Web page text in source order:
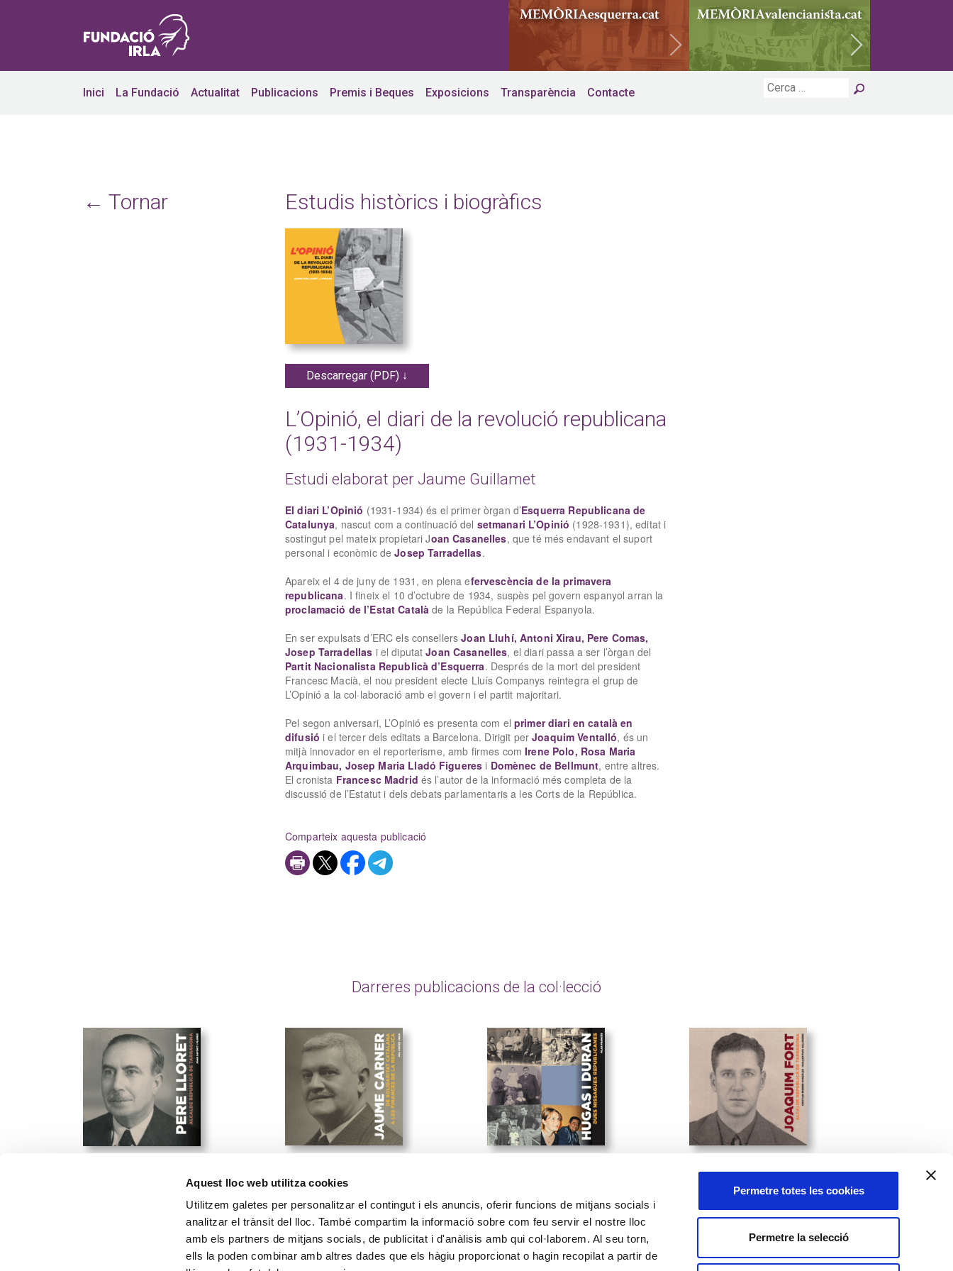
Aquest lloc web utilitza cookies
Utilitzem galetes per personalitzar el contingut i els anuncis, oferir funcions de mitjans socials i
analitzar el trànsit del lloc. També compartim la informació sobre com feu servir el nostre lloc
amb els partners de mitjans socials, de publicitat i d'anàlisis amb qui col·laborem. Al seu torn,
ells la poden combinar amb altres dades que els hàgiu proporcionat o hagin recopilat a partir de
Permetre totes les cookies
Permetre la selecció
Inici La Fundació Actualitat Publicacions Premis i Beques Exposicions Transparència Contacte
← Tornar Estudis històrics i biogràfics
Descarregar (PDF) ↓
L’Opinió, el diari de la revolució republicana
(1931-1934)
Estudi elaborat per Jaume Guillamet
El diari L’Opinió (1931-1934) és el primer òrgan d’Esquerra Republicana de
Catalunya, nascut com a continuació del setmanari L’Opinió (1928-1931), editat i
sostingut pel mateix propietari Joan Casanelles, que té més endavant el suport
personal i econòmic deJosep Tarradellas.
Apareix el 4 de juny de 1931, en plena efervescència de la primavera
republicana. I fineix el 10 d’octubre de 1934, suspès pel govern espanyol arran la
proclamació de l’Estat Català de la República Federal Espanyola.
En ser expulsats d’ERC els consellersJoan Lluhí, Antoni Xirau, Pere Comas,
Josep Tarradellas i el diputatJoan Casanelles, el diari passa a ser l’òrgan del
Partit Nacionalista Republicà d’Esquerra. Després de la mort del president
Francesc Macià, el nou president electe Lluís Companys reintegra el grup de
L’Opinió a la col·laboració amb el govern i el partit majoritari.
Pel segon aniversari, L’Opinió es presenta com el primer diari en català en
difusió i el tercer dels editats a Barcelona. Dirigit perJoaquim Ventalló, és un
mitjà innovador en el reporterisme, amb firmes comIrene Polo, Rosa Maria
Arquimbau, Josep Maria Lladó Figueresi Domènec de Bellmunt, entre altres.
El cronista Francesc Madrid és l’autor de la informació més completa de la
discussió de l’Estatut i dels debats parlamentaris a les Corts de la República.
Comparteix aquesta publicació
Darreres publicacions de la col·lecció
9 de desembre de 2025
Pere Lloret. Alcalde
republicà de Tarragona
27 de febrer de 2025
Jaume Carner. De
Solidaritat Catalana a les
finances de la República
Hugas i Duran. Dues
nissagues republicanes
19 d'abril de 2023
Joaquim Fort, alcalde
republicà de Tarragona